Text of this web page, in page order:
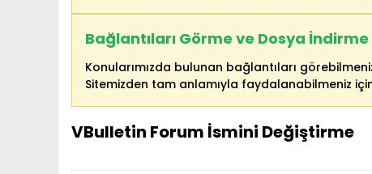
Bağlantıları Görme ve Dosya İndirme
Konularımızda bulunan bağlantıları
Sitemizden tam anlamıyla faydalanabilmeniz
VBulletin Forum İsmini Değiştirme